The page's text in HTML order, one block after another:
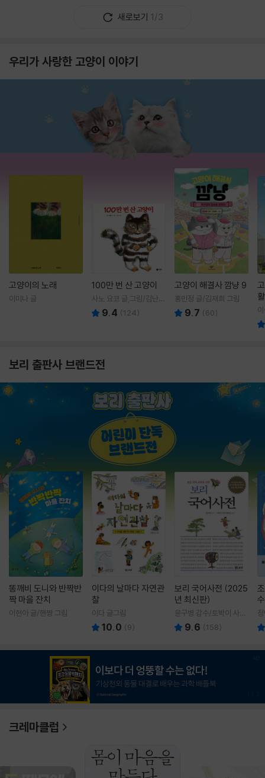
새로보기 1/3
우리가 사랑한 고양이 이야기
고양이의 노래
이미나 글
100만 번 산 고양이
사노 요코 글,그림/김난주
역 9.4 (124)
고양이 해결사 깜냥 9
홍민정 글/김재희 그림
9.7 (60)
보리 출판사 브랜드전
똥깨비 도니와 반짝반
짝 마을 잔치
이현아 글/핸짱 그림
이다의 날마다 자연관
찰
이다 글그림
10.0 (9)
보리 국어사전 (2025
년 최신판)
윤구병 감수/토박이 사전
편찬실 편
9.6 (158)
크레마클럽